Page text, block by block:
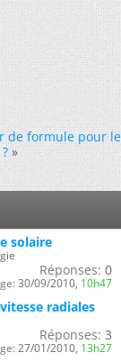
de formule pour le
»
solaire
Réponses: 0
30/09/2010, 10h47
radiales
Réponses: 3
27/01/2010, 13h27